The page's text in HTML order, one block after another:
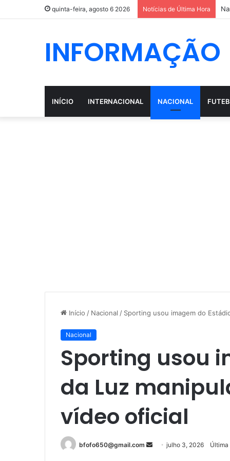
quinta-feira, agosto 6 2026 Notícias de Última Hora
INFORMAÇÃO
INÍCIO INTERNACIONAL NACIONAL
Início / Nacional / Sporting usou imagem do
Nacional
Sporting usou
da Luz
vídeo oficial
bfofo650@gmail.com
Mandejulho 3, 2026